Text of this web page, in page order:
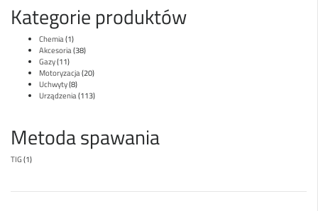
Kategorie produktów
Chemia(1)
Akcesoria(38)
Gazy(11)
Motoryzacja(20)
Uchwyty(8)
Urządzenia(113)
Metoda spawania
TIG(1)